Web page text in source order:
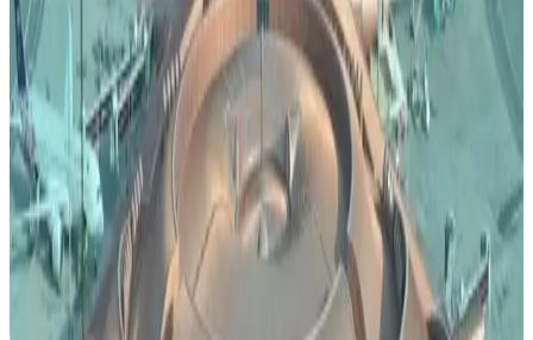
تصنع التفوق في كل سماء.. تعرف على الطائرة التي
تعتمد عليها القوات الجوية الملكية السعودية في المهام
29 يوليو 2026
رادار الأخبار